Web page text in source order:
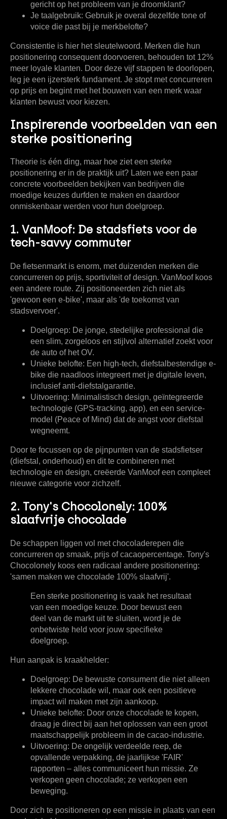
gericht op het probleem van je droomklant?
Je taalgebruik: Gebruik je overal dezelfde tone of
voice die past bij je merkbelofte?
Consistentie is hier het sleutelwoord. Merken die hun
positionering consequent doorvoeren, behouden tot 12%
meer loyale klanten. Door deze vijf stappen te doorlopen,
leg je een ijzersterk fundament. Je stopt met concurreren
op prijs en begint met het bouwen van een merk waar
klanten bewust voor kiezen.
Inspirerende voorbeelden van een
sterke positionering
Theorie is één ding, maar hoe ziet een sterke
positionering er in de praktijk uit? Laten we een paar
concrete voorbeelden bekijken van bedrijven die
moedige keuzes durfden te maken en daardoor
onmiskenbaar werden voor hun doelgroep.
1. VanMoof: De stadsfiets voor de
tech-savvy commuter
De fietsenmarkt is enorm, met duizenden merken die
concurreren op prijs, sportiviteit of design. VanMoof koos
een andere route. Zij positioneerden zich niet als
'gewoon een e-bike', maar als 'de toekomst van
stadsvervoer'.
Doelgroep: De jonge, stedelijke professional die
een slim, zorgeloos en stijlvol alternatief zoekt voor
de auto of het OV.
Unieke belofte: Een high-tech, diefstalbestendige e-
bike die naadloos integreert met je digitale leven,
inclusief anti-diefstalgarantie.
Uitvoering: Minimalistisch design, geïntegreerde
technologie (GPS-tracking, app), en een service-
model (Peace of Mind) dat de angst voor diefstal
wegneemt.
Door te focussen op de pijnpunten van de stadsfietser
(diefstal, onderhoud) en dit te combineren met
technologie en design, creëerde VanMoof een compleet
nieuwe categorie voor zichzelf.
2. Tony's Chocolonely: 100%
slaafvrije chocolade
De schappen liggen vol met chocoladerepen die
concurreren op smaak, prijs of cacaopercentage. Tony's
Chocolonely koos een radicaal andere positionering:
'samen maken we chocolade 100% slaafvrij'.
Een sterke positionering is vaak het resultaat
van een moedige keuze. Door bewust een
deel van de markt uit te sluiten, word je de
onbetwiste held voor jouw specifieke
doelgroep.
Hun aanpak is kraakhelder:
Doelgroep: De bewuste consument die niet alleen
lekkere chocolade wil, maar ook een positieve
impact wil maken met zijn aankoop.
Unieke belofte: Door onze chocolade te kopen,
draag je direct bij aan het oplossen van een groot
maatschappelijk probleem in de cacao-industrie.
Uitvoering: De ongelijk verdeelde reep, de
opvallende verpakking, de jaarlijkse 'FAIR'
rapporten – alles communiceert hun missie. Ze
verkopen geen chocolade; ze verkopen een
beweging.
Door zich te positioneren op een missie in plaats van een